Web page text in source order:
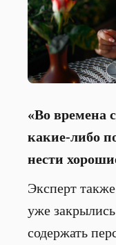
«Во времена
какие-либо
нести
Эксперт
уже
содержать